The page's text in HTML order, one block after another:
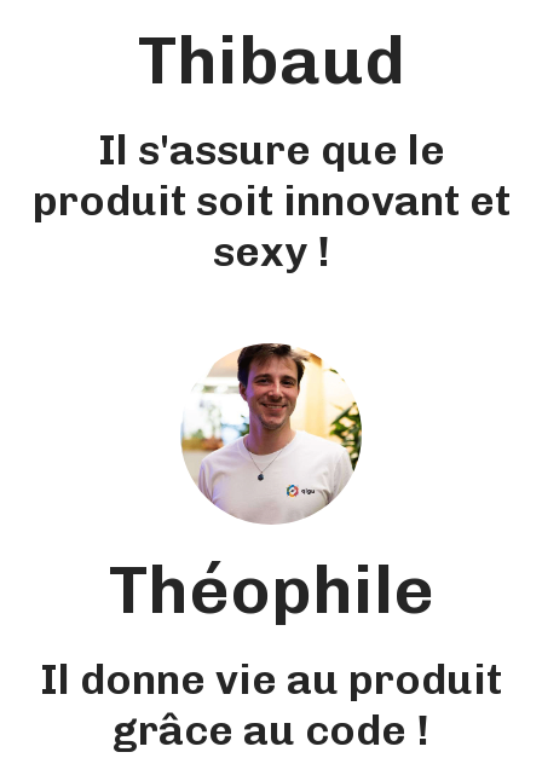
Thibaud
Il s'assure que le
produit soit innovant et
sexy !
Théophile
Il donne vie au produit
grâce au code !